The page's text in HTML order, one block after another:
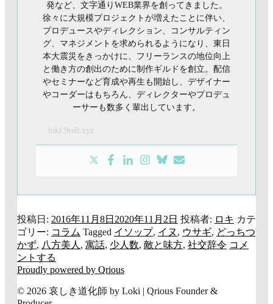
発など、文字通りWEB業界を創ってきました。
徐々に大規模プロジェクトが増えたことに伴い、
プロデュースやディレクション、コンサルティン
グ、マネジメントを求められるようになり、東日
本大震災をきっかけに、フリーランスの地位向上
と働き方の創出のために制作ギルドを創立。配信
やセミナーなど育成や再生も開始し、デザイナー
やコーダーはもちろん、ディレクターやプロデュ
ーサーも数多く輩出しています。
loki.9re8.xyz
投稿日: 2016年11月8日 2020年11月2日 投稿者: ロキ カテ
ゴリー: コラム Tagged イソップ, イヌ , ウサギ, どっちつ
かず, 八方美人, 寓話, 少人数, 敵と味方, 社交辞令 コメ
ントする
Proudly powered by Qrious
© 2026 哀しき道化師 by Loki | Qrious Founder &